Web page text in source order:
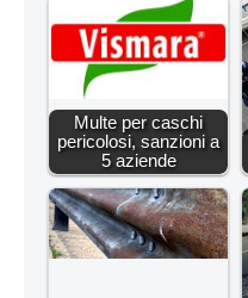
Multe per caschi
pericolosi, sanzioni a
5 aziende